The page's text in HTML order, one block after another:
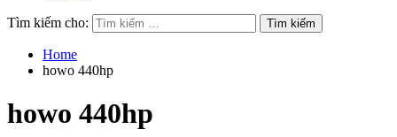
Tìm kiếm cho:
Home
howo 440hp
howo 440hp